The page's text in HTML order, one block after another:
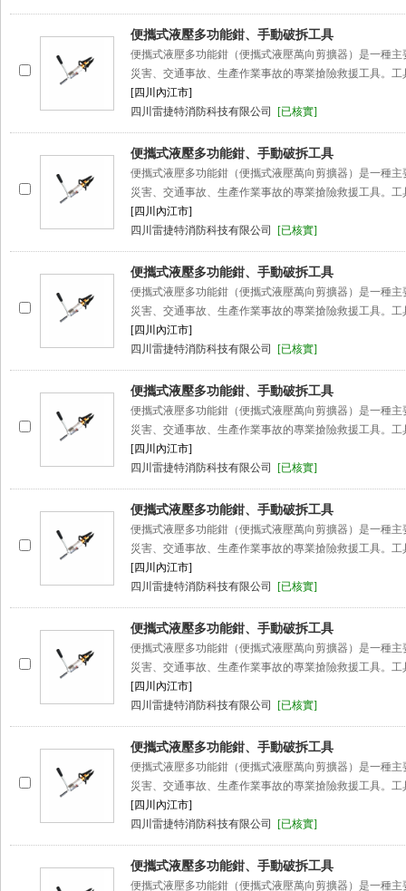
便攜式液壓多功能鉗、手動破拆工具
便攜式液壓多功能鉗（便攜式液壓萬向剪擴器）是一種主
災害、交通事故、生產作業事故的專業搶險救援工具。工
[四川內江市]
四川雷捷特消防科技有限公司
[已核實]
便攜式液壓多功能鉗、手動破拆工具
便攜式液壓多功能鉗（便攜式液壓萬向剪擴器）是一種主
災害、交通事故、生產作業事故的專業搶險救援工具。工
[四川內江市]
四川雷捷特消防科技有限公司
[已核實]
便攜式液壓多功能鉗、手動破拆工具
便攜式液壓多功能鉗（便攜式液壓萬向剪擴器）是一種主
災害、交通事故、生產作業事故的專業搶險救援工具。工
[四川內江市]
四川雷捷特消防科技有限公司
[已核實]
便攜式液壓多功能鉗、手動破拆工具
便攜式液壓多功能鉗（便攜式液壓萬向剪擴器）是一種主
災害、交通事故、生產作業事故的專業搶險救援工具。工
[四川內江市]
四川雷捷特消防科技有限公司
[已核實]
便攜式液壓多功能鉗、手動破拆工具
便攜式液壓多功能鉗（便攜式液壓萬向剪擴器）是一種主
災害、交通事故、生產作業事故的專業搶險救援工具。工
[四川內江市]
四川雷捷特消防科技有限公司
[已核實]
便攜式液壓多功能鉗、手動破拆工具
便攜式液壓多功能鉗（便攜式液壓萬向剪擴器）是一種主
災害、交通事故、生產作業事故的專業搶險救援工具。工
[四川內江市]
四川雷捷特消防科技有限公司
[已核實]
便攜式液壓多功能鉗、手動破拆工具
便攜式液壓多功能鉗（便攜式液壓萬向剪擴器）是一種主
災害、交通事故、生產作業事故的專業搶險救援工具。工
[四川內江市]
四川雷捷特消防科技有限公司
[已核實]
便攜式液壓多功能鉗、手動破拆工具
便攜式液壓多功能鉗（便攜式液壓萬向剪擴器）是一種主